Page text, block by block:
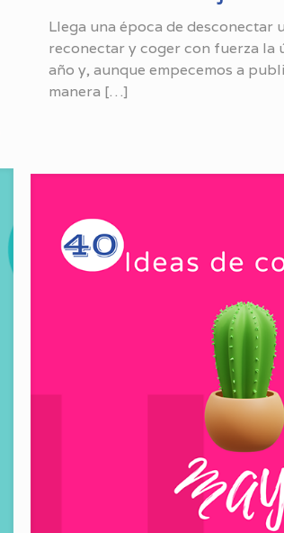
Llega una época de desconectar
reconectar y coger con fuerza la
año y, aunque empecemos a
manera […]